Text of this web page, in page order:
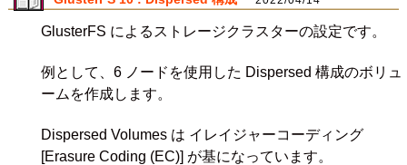
GlusterFS によるストレージクラスターの設定です。
例として、6 ノードを使用した Dispersed 構成のボリュ
ームを作成します。
Dispersed Volumes は イレイジャーコーディング
[Erasure Coding (EC)] が基になっています。